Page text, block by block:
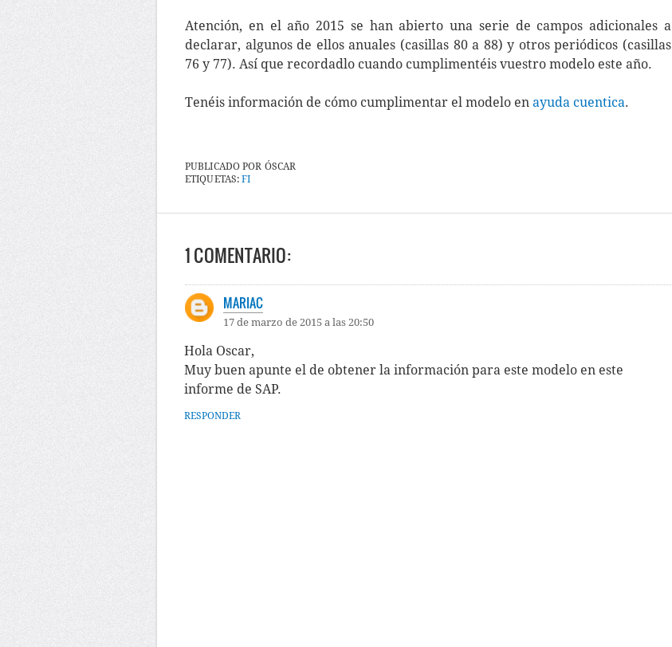
Atención, en el año 2015 se han abierto una serie de campos adicionales a
declarar, algunos de ellos anuales (casillas 80 a 88) y otros periódicos (casillas
76 y 77). Así que recordadlo cuando cumplimentéis vuestro modelo este año.
Tenéis información de cómo cumplimentar el modelo en ayuda cuentica.
PUBLICADO POR ÓSCAR
ETIQUETAS:FI
1 COMENTARIO:
MARIAC
17 de marzo de 2015 a las 20:50
Hola Oscar,
Muy buen apunte el de obtener la información para este modelo en este
informe de SAP.
RESPONDER